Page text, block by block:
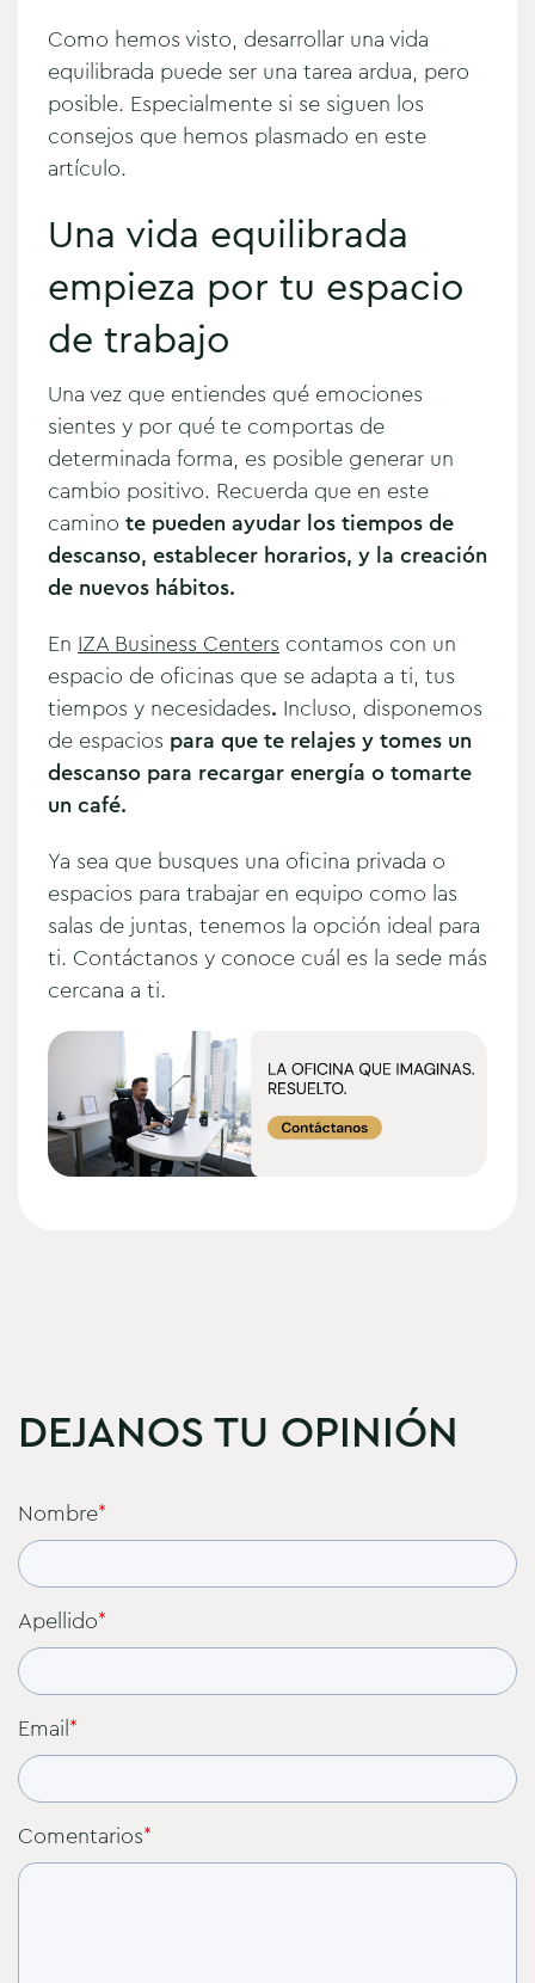
Como hemos visto, desarrollar una vida
equilibrada puede ser una tarea ardua, pero
posible. Especialmente si se siguen los
consejos que hemos plasmado en este
artículo.
Una vida equilibrada
empieza por tu espacio
de trabajo
Una vez que entiendes qué emociones
sientes y por qué te comportas de
determinada forma, es posible generar un
cambio positivo. Recuerda que en este
camino te pueden ayudar los tiempos de
descanso, establecer horarios, y la creación
de nuevos hábitos.
En IZA Business Centers contamos con un
espacio de oficinas que se adapta a ti, tus
tiempos y necesidades. Incluso, disponemos
de espacios para que te relajes y tomes un
descanso para recargar energía o tomarte
un café.
Ya sea que busques una oficina privada o
espacios para trabajar en equipo como las
salas de juntas, tenemos la opción ideal para
ti. Contáctanos y conoce cuál es la sede más
cercana a ti.
DEJANOS TU OPINIÓN
Nombre*
Apellido*
Email*
Comentarios*